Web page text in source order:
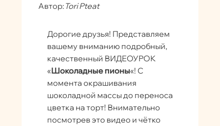
Автор: Tori Pteat
Дорогие друзья! Представляем
вашему вниманию подробный,
качественный ВИДЕОУРОК
«Шоколадные пионы«! С
момента окрашивания
шоколадной массы до переноса
цветка на торт! Внимательно
посмотрев это видео и чётко